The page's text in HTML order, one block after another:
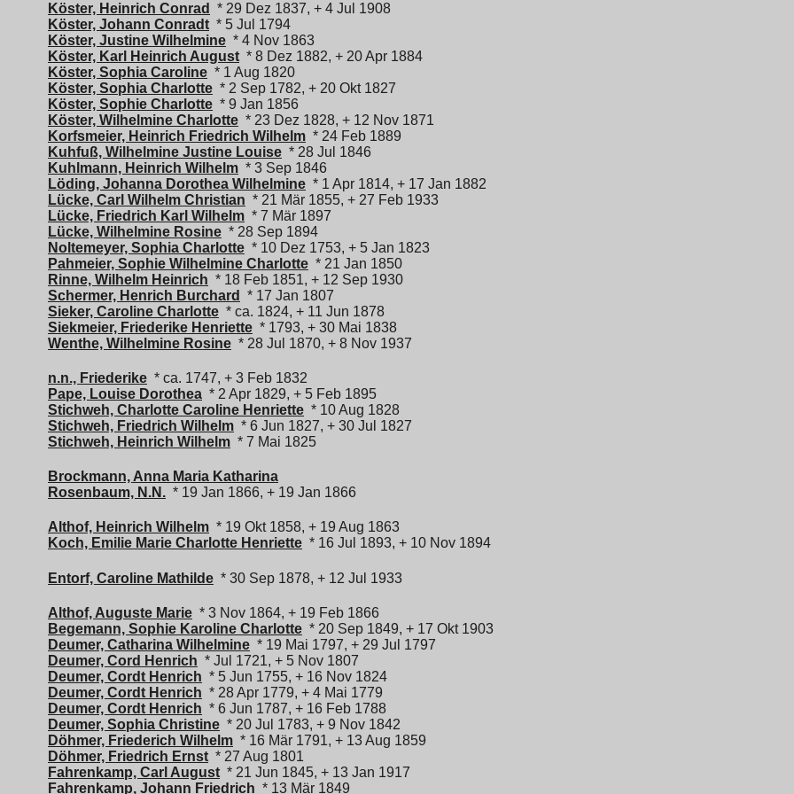
Köster, Heinrich Conrad
* 29 Dez 1837, + 4 Jul 1908
Köster, Johann Conradt * 5 Jul 1794
Köster, Justine Wilhelmine * 4 Nov 1863
Köster, Karl Heinrich August * 8 Dez 1882, + 20 Apr 1884
Köster, Sophia Caroline * 1 Aug 1820
Köster, Sophia Charlotte * 2 Sep 1782, + 20 Okt 1827
Köster, Sophie Charlotte * 9 Jan 1856
Köster, Wilhelmine Charlotte * 23 Dez 1828, + 12 Nov 1871
Korfsmeier, Heinrich Friedrich Wilhelm * 24 Feb 1889
Kuhfuß, Wilhelmine Justine Louise * 28 Jul 1846
Kuhlmann, Heinrich Wilhelm * 3 Sep 1846
Löding, Johanna Dorothea Wilhelmine * 1 Apr 1814, + 17 Jan 1882
Lücke, Carl Wilhelm Christian * 21 Mär 1855, + 27 Feb 1933
Lücke, Friedrich Karl Wilhelm * 7 Mär 1897
Lücke, Wilhelmine Rosine * 28 Sep 1894
Noltemeyer, Sophia Charlotte * 10 Dez 1753, + 5 Jan 1823
Pahmeier, Sophie Wilhelmine Charlotte * 21 Jan 1850
Rinne, Wilhelm Heinrich * 18 Feb 1851, + 12 Sep 1930
Schermer, Henrich Burchard
* 17 Jan 1807
Sieker, Caroline Charlotte * ca. 1824, + 11 Jun 1878
Siekmeier, Friederike Henriette * 1793, + 30 Mai 1838
Wenthe, Wilhelmine Rosine * 28 Jul 1870, + 8 Nov 1937
n.n., Friederike * ca. 1747, + 3 Feb 1832
Pape, Louise Dorothea * 2 Apr 1829, + 5 Feb 1895
Stichweh, Charlotte Caroline Henriette * 10 Aug 1828
Stichweh, Friedrich Wilhelm * 6 Jun 1827, + 30 Jul 1827
Stichweh, Heinrich Wilhelm * 7 Mai 1825
Brockmann, Anna Maria Katharina
Rosenbaum, N.N. * 19 Jan 1866, + 19 Jan 1866
Althof, Heinrich Wilhelm * 19 Okt 1858, + 19 Aug 1863
Koch, Emilie Marie Charlotte Henriette * 16 Jul 1893, + 10 Nov 1894
Entorf, Caroline Mathilde * 30 Sep 1878, + 12 Jul 1933
Althof, Auguste Marie * 3 Nov 1864, + 19 Feb 1866
Begemann, Sophie Karoline Charlotte * 20 Sep 1849, + 17 Okt 1903
Deumer, Catharina Wilhelmine * 19 Mai 1797, + 29 Jul 1797
Deumer, Cord Henrich * Jul 1721, + 5 Nov 1807
Deumer, Cordt Henrich * 5 Jun 1755, + 16 Nov 1824
Deumer, Cordt Henrich * 28 Apr 1779, + 4 Mai 1779
Deumer, Cordt Henrich * 6 Jun 1787, + 16 Feb 1788
Deumer, Sophia Christine * 20 Jul 1783, + 9 Nov 1842
Döhmer, Friederich Wilhelm * 16 Mär 1791, + 13 Aug 1859
Döhmer, Friedrich Ernst * 27 Aug 1801
Fahrenkamp, Carl August * 21 Jun 1845, + 13 Jan 1917
Fahrenkamp, Johann Friedrich * 13 Mär 1849